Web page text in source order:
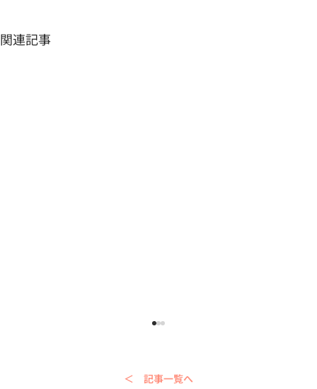
関連記事
＜ 記事一覧へ